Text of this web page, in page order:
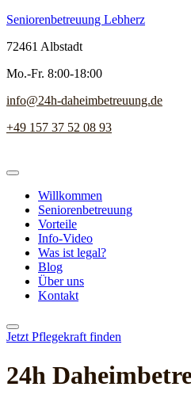
Seniorenbetreuung Lebherz
72461 Albstadt
Mo.-Fr. 8:00-18:00
info@24h-daheimbetreuung.de
+49 157 37 52 08 93
Willkommen
Seniorenbetreuung
Vorteile
Info-Video
Was ist legal?
Blog
Über uns
Kontakt
Jetzt Pflegekraft finden
24h